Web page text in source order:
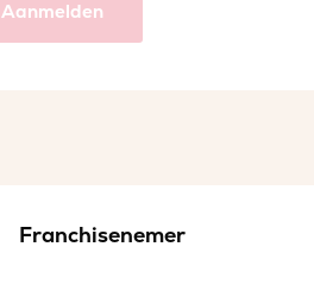
Aanmelden
Franchisenemer